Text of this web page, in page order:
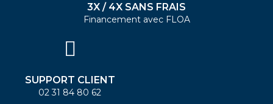
3X / 4X SANS FRAIS
Financement avec FLOA
SUPPORT CLIENT
02 31 84 80 62